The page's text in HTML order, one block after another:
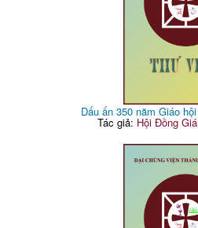
Dấu ấn 350 năm Giáo
Tác giả: Hội Đồng